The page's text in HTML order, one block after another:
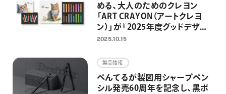
める、大人のためのクレヨン
「ART CRAYON（アートクレヨ
ン）」が『2025年度グッドデザイ
ン賞』を受賞
2025.10.15
製品情報
ぺんてるが製図用シャープペン
シル発売60周年を記念し、黒ボ